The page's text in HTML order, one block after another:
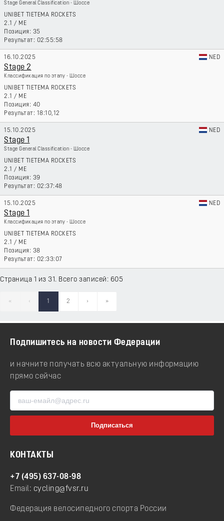
Stage General Classification - Шоссе
UNIBET TIETEMA ROCKETS
2.1 / ME
35
02:55:58
16.10.2025 NED
Stage 2
Классификация по этапу - Шоссе
UNIBET TIETEMA ROCKETS
2.1 / ME
40
18:10,12
15.10.2025 NED
Stage 1
Stage General Classification - Шоссе
UNIBET TIETEMA ROCKETS
2.1 / ME
39
02:37:48
15.10.2025 NED
Stage 1
Классификация по этапу - Шоссе
UNIBET TIETEMA ROCKETS
2.1 / ME
38
02:33:07
Страница 1 из 31. Всего записей: 605
« ‹ 1 2 › »
Подпишитесь на новости Федерации
и начните получать всю актуальную информацию
прямо сейчас
КОНТАКТЫ
+7 (495) 637-08-98
Email: cycling@fvsr.ru
Федерация велосипедного спорта России